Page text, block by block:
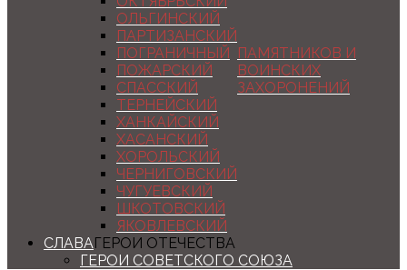
ОЛЬГИНСКИЙ
ПАРТИЗАНСКИЙ
ПОГРАНИЧНЫЙ
ПОЖАРСКИЙ
СПАССКИЙ
ТЕРНЕЙСКИЙ
ХАНКАЙСКИЙ
ХАСАНСКИЙ
ХОРОЛЬСКИЙ
ЧЕРНИГОВСКИЙ
ЧУГУЕВСКИЙ
ШКОТОВСКИЙ
ЯКОВЛЕВСКИЙ
ПАМЯТНИКОВ И
ВОИНСКИХ
ЗАХОРОНЕНИЙ
СЛАВАГЕРОИ ОТЕЧЕСТВА
ГЕРОИ СОВЕТСКОГО СОЮЗА